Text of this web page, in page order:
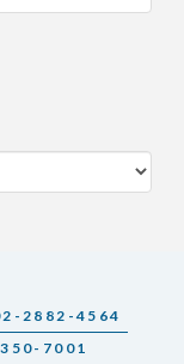
2882-4564
350-7001